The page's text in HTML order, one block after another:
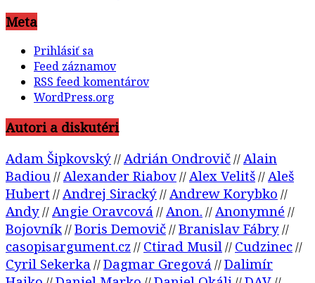
Meta
Prihlásiť sa
Feed záznamov
RSS feed komentárov
WordPress.org
Autori a diskutéri
Adam Šipkovský// Adrián Ondrovič// Alain
Badiou // Alexander Riabov// Alex Velitš// Aleš
Hubert // Andrej Siracký// Andrew Korybko //
Andy// Angie Oravcová // Anon. // Anonymné //
Bojovník//Boris Demovič//Branislav Fábry//
casopisargument.cz // Ctirad Musil // Cudzinec//
Cyril Sekerka //Dagmar Gregová //Dalimír